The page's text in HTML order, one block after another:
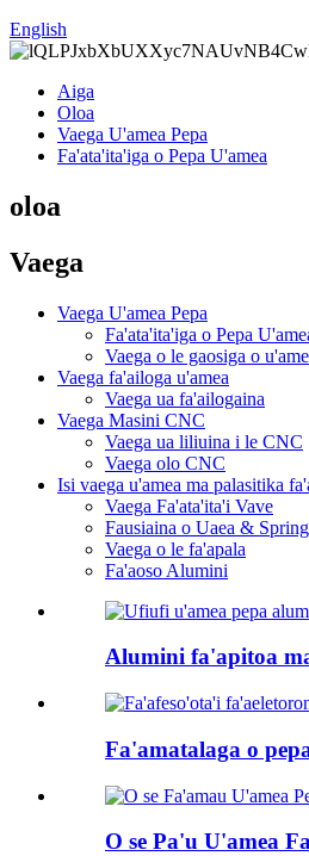
English
Aiga
Oloa
Vaega U'amea Pepa
Fa'ata'ita'iga o Pepa U'amea
oloa
Vaega
Vaega U'amea Pepa
Fa'ata'ita'iga o Pepa
Vaega o le gaosiga o
Vaega fa'ailoga u'amea
Vaega ua fa'ailogaina
Vaega Masini CNC
Vaega ua liliuina i le CNC
Vaega olo CNC
Isi vaega u'amea ma palasitika
Vaega Fa'ata'ita'i Vave
Fausiaina o Uaea & Spring
Vaega o le fa'apala
Fa'aoso Alumini
Alumini fa'apitoa
Fa'amatalaga o
O se Pa'u U'amea